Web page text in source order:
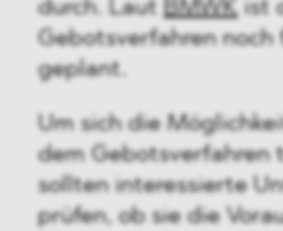
durch. Laut BMWKist
Gebotsverfahren noch
geplant.
Um sich die
dem Gebotsverfahren
sollten interessierte
prüfen, ob sie die